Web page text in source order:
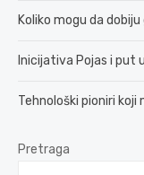
Koliko mogu da
Inicijativa Pojas i put
Tehnološki pioniri koji
Pretraga